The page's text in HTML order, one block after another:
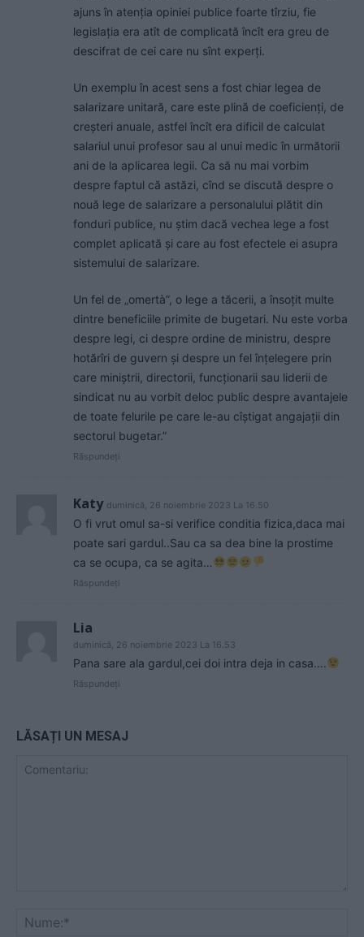
ajuns în atenția opiniei publice foarte tîrziu, fie
legislația era atît de complicată încît era greu de
descifrat de cei care nu sînt experți.
Un exemplu în acest sens a fost chiar legea de
salarizare unitară, care este plină de coeficienți, de
creșteri anuale, astfel încît era dificil de calculat
salariul unui profesor sau al unui medic în următorii
ani de la aplicarea legii. Ca să nu mai vorbim
despre faptul că astăzi, cînd se discută despre o
nouă lege de salarizare a personalului plătit din
fonduri publice, nu știm dacă vechea lege a fost
complet aplicată și care au fost efectele ei asupra
sistemului de salarizare.
Un fel de „omertà”, o lege a tăcerii, a însoțit multe
dintre beneficiile primite de bugetari. Nu este vorba
despre legi, ci despre ordine de ministru, despre
hotărîri de guvern și despre un fel înțelegere prin
care miniștrii, directorii, funcționarii sau liderii de
sindicat nu au vorbit deloc public despre avantajele
de toate felurile pe care le-au cîștigat angajații din
sectorul bugetar.”
Răspundeți
Katy duminică, 26 noiembrie 2023 La 16.50
O fi vrut omul sa-si verifice conditia fizica,daca mai
poate sari gardul..Sau ca sa dea bine la prostime
ca se ocupa, ca se agita…
Răspundeți
Lia
duminică, 26 noiembrie 2023 La 16.53
Pana sare ala gardul,cei doi intra deja in casa….
Răspundeți
LĂSAȚI UN MESAJ